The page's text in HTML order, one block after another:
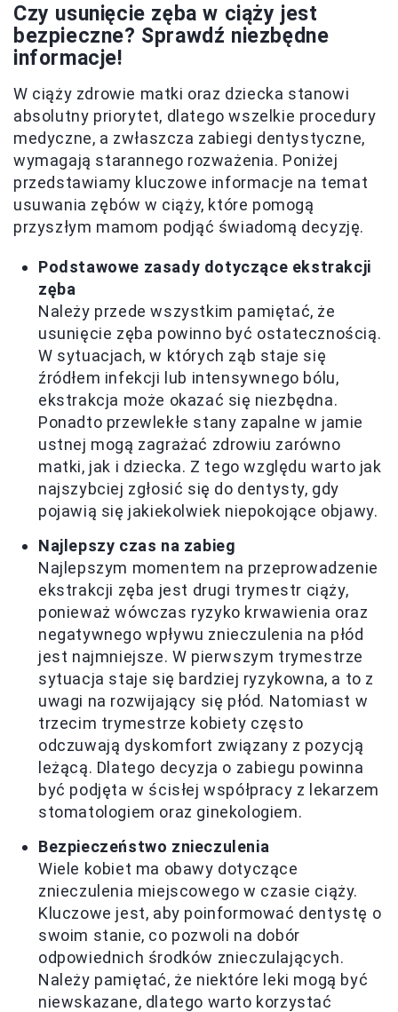
Czy usunięcie zęba w ciąży jest
bezpieczne? Sprawdź niezbędne
informacje!
W ciąży zdrowie matki oraz dziecka stanowi
absolutny priorytet, dlatego wszelkie procedury
medyczne, a zwłaszcza zabiegi dentystyczne,
wymagają starannego rozważenia. Poniżej
przedstawiamy kluczowe informacje na temat
usuwania zębów w ciąży, które pomogą
przyszłym mamom podjąć świadomą decyzję.
Podstawowe zasady dotyczące ekstrakcji
zęba
Należy przede wszystkim pamiętać, że
usunięcie zęba powinno być ostatecznością.
W sytuacjach, w których ząb staje się
źródłem infekcji lub intensywnego bólu,
ekstrakcja może okazać się niezbędna.
Ponadto przewlekłe stany zapalne w jamie
ustnej mogą zagrażać zdrowiu zarówno
matki, jak i dziecka. Z tego względu warto jak
najszybciej zgłosić się do dentysty, gdy
pojawią się jakiekolwiek niepokojące objawy.
Najlepszy czas na zabieg
Najlepszym momentem na przeprowadzenie
ekstrakcji zęba jest drugi trymestr ciąży,
ponieważ wówczas ryzyko krwawienia oraz
negatywnego wpływu znieczulenia na płód
jest najmniejsze. W pierwszym trymestrze
sytuacja staje się bardziej ryzykowna, a to z
uwagi na rozwijający się płód. Natomiast w
trzecim trymestrze kobiety często
odczuwają dyskomfort związany z pozycją
leżącą. Dlatego decyzja o zabiegu powinna
być podjęta w ścisłej współpracy z lekarzem
stomatologiem oraz ginekologiem.
Bezpieczeństwo znieczulenia
Wiele kobiet ma obawy dotyczące
znieczulenia miejscowego w czasie ciąży.
Kluczowe jest, aby poinformować dentystę o
swoim stanie, co pozwoli na dobór
odpowiednich środków znieczulających.
Należy pamiętać, że niektóre leki mogą być
niewskazane, dlatego warto korzystać